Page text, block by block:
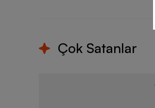
Çok Satanlar